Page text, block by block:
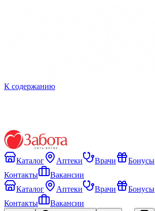
К содержанию
Каталог Аптеки Врачи Бонусы
Контакты
Вакансии
Каталог
Аптеки Врачи Бонусы
Контакты
Вакансии